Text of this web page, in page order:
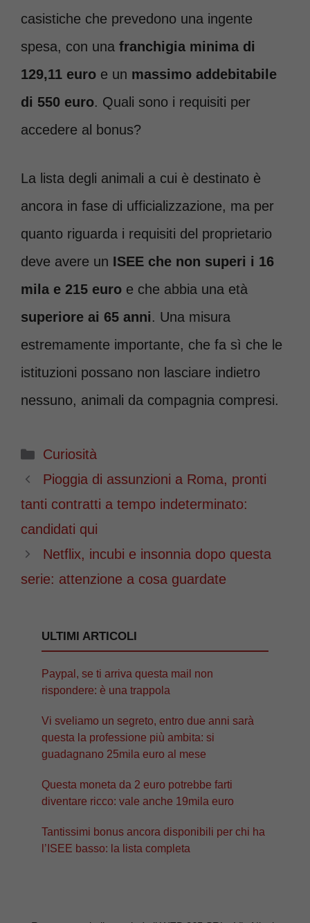
casistiche che prevedono una ingente
spesa, con una franchigia minima di
129,11 euro e un massimo addebitabile
di 550 euro. Quali sono i requisiti per
accedere al bonus?
La lista degli animali a cui è destinato è
ancora in fase di ufficializzazione, ma per
quanto riguarda i requisiti del proprietario
deve avere un ISEE che non superi i 16
mila e 215 euro e che abbia una età
superiore ai 65 anni. Una misura
estremamente importante, che fa sì che le
istituzioni possano non lasciare indietro
nessuno, animali da compagnia compresi.
Categorie
Curiosità
Pioggia di assunzioni a Roma, pronti
tanti contratti a tempo indeterminato:
candidati qui
Netflix, incubi e insonnia dopo questa
serie: attenzione a cosa guardate
ULTIMI ARTICOLI
Paypal, se ti arriva questa mail non
rispondere: è una trappola
Vi sveliamo un segreto, entro due anni sarà
questa la professione più ambita: si
guadagnano 25mila euro al mese
Questa moneta da 2 euro potrebbe farti
diventare ricco: vale anche 19mila euro
Tantissimi bonus ancora disponibili per chi ha
l’ISEE basso: la lista completa